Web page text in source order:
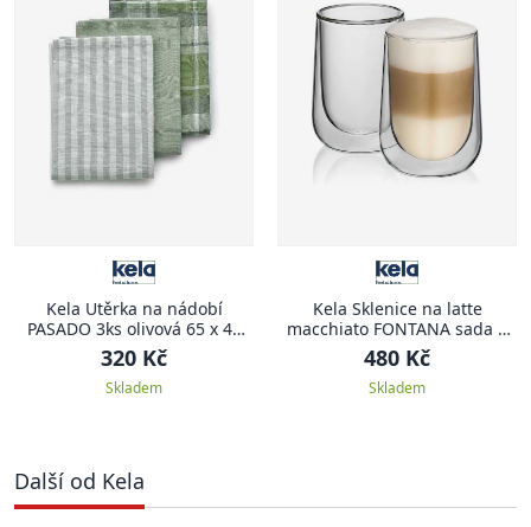
Kela Utěrka na nádobí
PASADO 3ks olivová 65 x 45
cm
320 Kč
Skladem
Kela Sklenice na latte
macchiato FONTANA sada 2
ks 250 ml
480 Kč
Skladem
Další od Kela